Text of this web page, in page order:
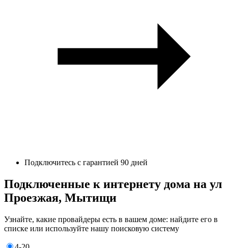
Подключитесь с гарантией 90 дней
Подключенные к интернету дома на ул
Проезжая, Мытищи
Узнайте, какие провайдеры есть в вашем доме: найдите его в
списке или используйте нашу поисковую систему